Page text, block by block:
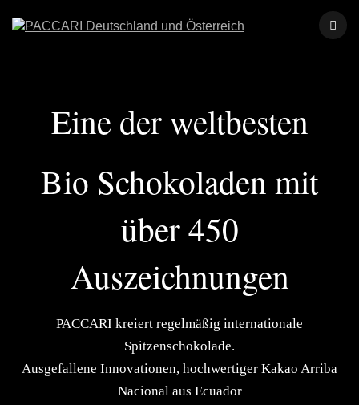
Eine der weltbesten
Bio Schokoladen mit
über 450
Auszeichnungen
PACCARI kreiert regelmäßig internationale
Spitzenschokolade.
Ausgefallene Innovationen, hochwertiger Kakao Arriba
Nacional aus Ecuador